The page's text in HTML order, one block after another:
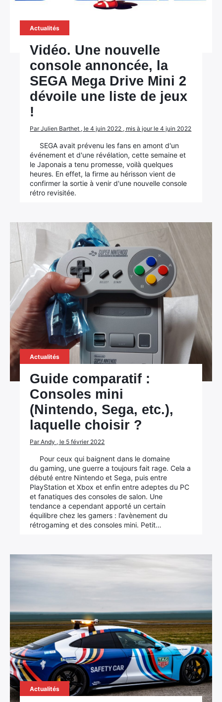
Actualités
Vidéo. Une nouvelle
console annoncée, la
SEGA Mega Drive Mini 2
dévoile une liste de jeux
!
Par Julien Barthet , le 4 juin 2022 , mis à jour le 4 juin 2022
SEGA avait prévenu les fans en amont d'un
événement et d'une révélation, cette semaine et
le Japonais a tenu promesse, voilà quelques
heures. En effet, la firme au hérisson vient de
confirmer la sortie à venir d'une nouvelle console
rétro revisitée.
Actualités
Guide comparatif :
Consoles mini
(Nintendo, Sega, etc.),
laquelle choisir ?
Par Andy , le 5 février 2022
Pour ceux qui baignent dans le domaine
du gaming, une guerre a toujours fait rage. Cela a
débuté entre Nintendo et Sega, puis entre
PlayStation et Xbox et enfin entre adeptes du PC
et fanatiques des consoles de salon. Une
tendance a cependant apporté un certain
équilibre chez les gamers : l’avènement du
rétrogaming et des consoles mini. Petit…
Actualités